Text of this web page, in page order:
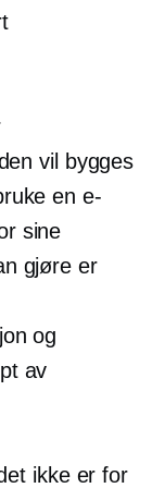
vil bygges
en e-
sine
gjøre er
og
av
ikke er for